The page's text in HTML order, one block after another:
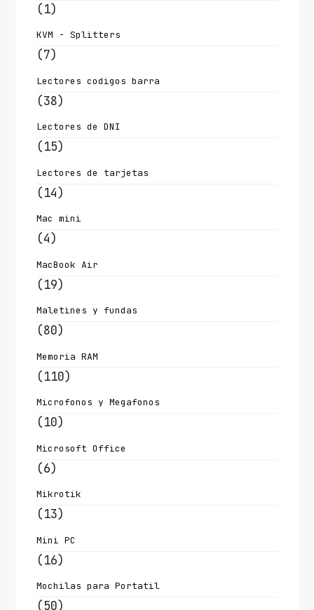
(1)
KVM - Splitters
(7)
Lectores codigos barra
(38)
Lectores de DNI
(15)
Lectores de tarjetas
(14)
Mac mini
(4)
MacBook Air
(19)
Maletines y fundas
(80)
Memoria RAM
(110)
Microfonos y Megafonos
(10)
Microsoft Office
(6)
Mikrotik
(13)
Mini PC
(16)
Mochilas para Portatil
(50)